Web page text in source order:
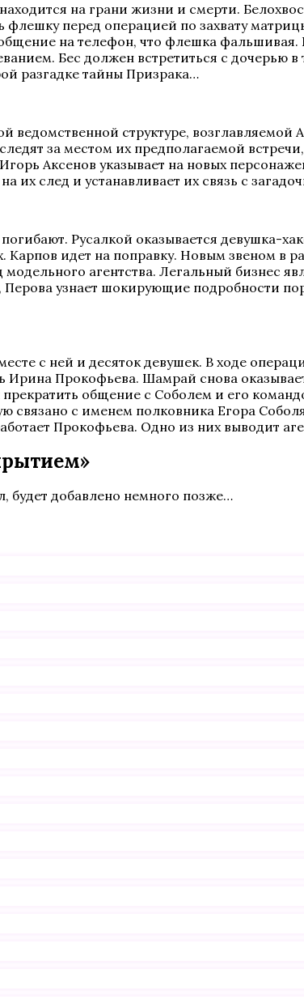
на грани жизни и смерти.
флешку перед операцией по захвату
на телефон, что флешка
Бес должен встретиться с дочерью
разгадке тайны Призрака…
ведомственной структуре,
за местом их предполагаемой
Аксенов указывает на новых
их след и устанавливает их связь с
Русалкой оказывается девушка-
Карпов идет на поправку. Новым звеном в
агентства. Легальный бизнес
узнает шокирующие подробности
с ней и десяток девушек. В ходе
Ирина Прокофьева. Шамрай снова
общение с Соболем и его
связано с именем полковника Егора
Прокофьева. Одно из них выводит
будет добавлено немного позже…